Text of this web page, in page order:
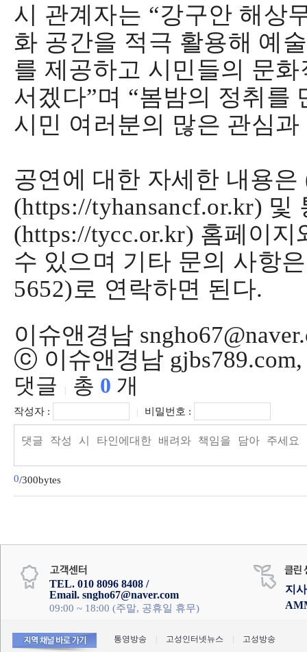
시 관계자는 “강구안 해상
화 공간을 적극 활용해 예
를 제공하고 시민들의 문
서겠다”며 “봄밤의 정취를
시민 여러분의 많은 관심
공연에 대한 자세한 내용은
(https://tyhansancf.or.kr) 및
(https://tycc.or.kr) 홈페이지
수 있으며 기타 문의 사항
5652)로 연락하면 된다.
이슈앤경남
ⓒ 이슈앤경남
댓글 총 0 개
작성자 : 비밀번호 :
0/300bytes
TEL. 010 8096 8408 /
Email. sngho67@naver.com
09:00 ~ 18:00 (주말, 공휴일 휴무)
지
통영방송 고성인터넷뉴스 고성방송